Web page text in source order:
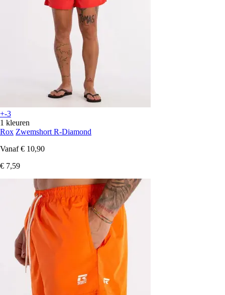
+-3
1 kleuren
Rox Zwemshort R-Diamond
Vanaf € 10,90
€ 7,59